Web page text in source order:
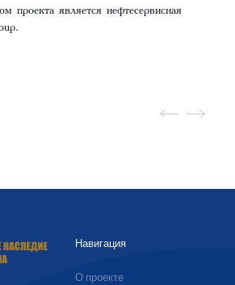
проекта является нефтесервисная
.
Навигация
О проекте